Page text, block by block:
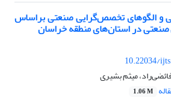
و الگوهای تخصص‌گرایی صنعتی براساس
در استان‌های منطقه خراسان
10.22034/
میثم بشیری
1.06 M